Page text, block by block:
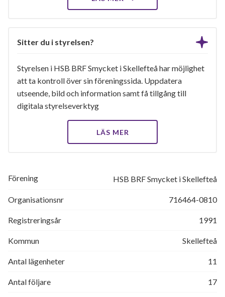
Sitter du i styrelsen?
Styrelsen i HSB BRF Smycket i Skellefteå har möjlighet
att ta kontroll över sin föreningssida. Uppdatera
utseende, bild och information samt få tillgång till
digitala styrelseverktyg
LÄS MER
Förening HSB BRF Smycket i Skellefteå
Organisationsnr 716464-0810
Registreringsår 1991
Kommun Skellefteå
Antal lägenheter 11
Antal följare 17